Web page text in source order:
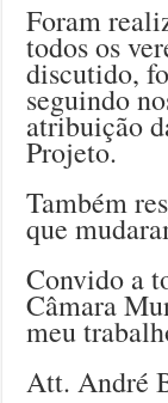
Foram
todos os
discutido,
seguindo
atribuição
Projeto.
Também
que
Convido a
Câmara
meu
Att. André